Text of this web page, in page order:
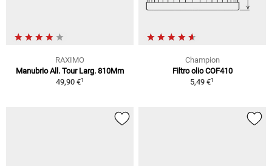
RAXIMO
Manubrio All. Tour Larg. 810Mm
49,90 €1
Champion
Filtro olio COF410
5,49 €1